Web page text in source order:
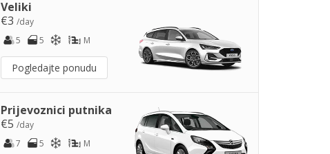
Veliki
€3 /day
5
5 M
Pogledajte ponudu
Prijevoznici putnika
€5 /day
7
5 M